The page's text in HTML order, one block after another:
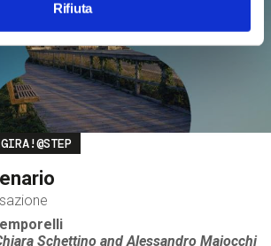
Rifiuta
Schettino andAlessandro Maiocchi